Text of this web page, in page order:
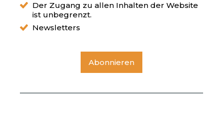
Der Zugang zu allen Inhalten der Website
ist unbegrenzt.
Newsletters
Abonnieren